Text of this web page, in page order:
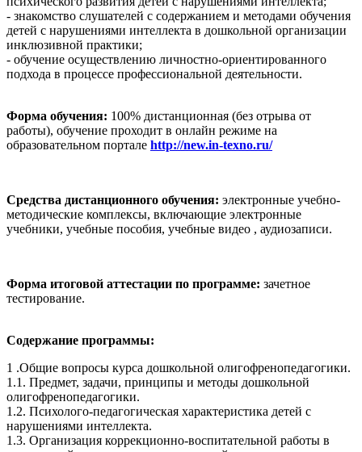
- знакомство слушателей с содержанием и методами обучения
детей с нарушениями интеллекта в дошкольной организации
инклюзивной практики;
- обучение осуществлению личностно-ориентированного
подхода в процессе профессиональной деятельности.
Форма обучения: 100% дистанционная (без отрыва от
работы), обучение проходит в онлайн режиме на
образовательном портале http://new.in-texno.ru/
Средства дистанционного обучения: электронные учебно-
методические комплексы, включающие электронные
учебники, учебные пособия, учебные видео , аудиозаписи.
Форма итоговой аттестации по программе: зачетное
тестирование.
Содержание программы:
1 .Общие вопросы курса дошкольной олигофренопедагогики.
1.1. Предмет, задачи, принципы и методы дошкольной
олигофренопедагогики.
1.2. Психолого-педагогическая характеристика детей с
нарушениями интеллекта.
1.3. Организация коррекционно-воспитательной работы в